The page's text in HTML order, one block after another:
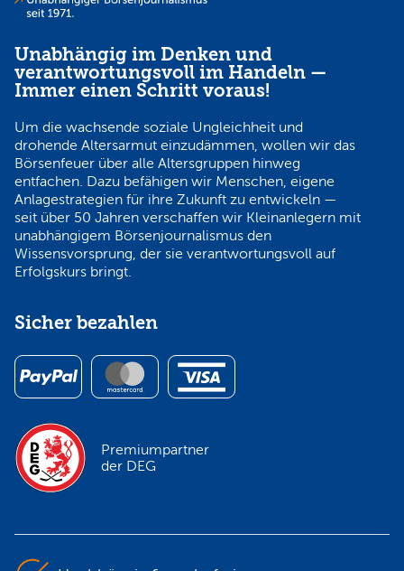
Unabhängig im Denken und
verantwortungsvoll im Handeln —
Immer einen Schritt voraus!
Um die wachsende soziale Ungleichheit und
drohende Altersarmut einzudämmen, wollen wir das
Börsenfeuer über alle Altersgruppen hinweg
entfachen. Dazu befähigen wir Menschen, eigene
Anlagestrategien für ihre Zukunft zu entwickeln —
seit über 50 Jahren verschaffen wir Kleinanlegern mit
unabhängigem Börsenjournalismus den
Wissensvorsprung, der sie verantwortungsvoll auf
Erfolgskurs bringt.
Sicher bezahlen
Premiumpartner
der DEG